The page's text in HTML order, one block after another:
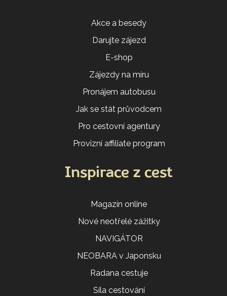
Akce a besedy
Darujte zájezd
E-shop
Zájezdy na míru
Pronájem autobusu
Jak se stát průvodcem
Pro cestovní agentury
Provizní affiliate program
Inspirace z cest
Magazín online
Nové neotřelé zážitky
NAVIGÁTOR
NEOBARA v Japonsku
Radana cestuje
Síla cestování